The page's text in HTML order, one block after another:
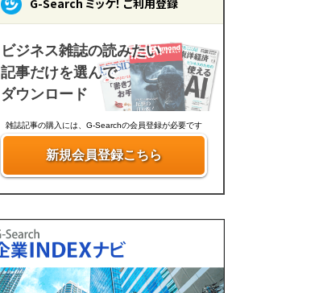
ビジネス雑誌の読みたい
記事だけを選んで
ダウンロード
雑誌記事の購入には、G-Searchの会員登録が必要です
新規会員登録こちら